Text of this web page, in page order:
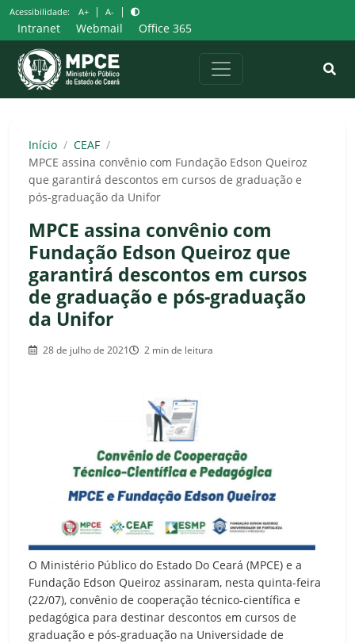
Pular
para
o
conteúdo
Acessibilidade: A+ | A- |
Intranet Webmail Office 365
Início / CEAF /
MPCE assina convênio com Fundação Edson Queiroz
que garantirá descontos em cursos de graduação e
pós-graduação da Unifor
MPCE assina convênio com
Fundação Edson Queiroz que
garantirá descontos em cursos
de graduação e pós-graduação
da Unifor
28 de julho de 2021 2 min de leitura
O Ministério Público do Estado Do Ceará (MPCE) e a
Fundação Edson Queiroz assinaram, nesta quinta-feira
(22/07), convênio de cooperação técnico-científica e
pedagógica para destinar descontos em cursos de
graduação e pós-graduação na Universidade de